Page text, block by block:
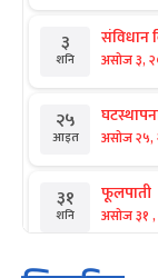
३
शनि
संविधान
असोज ३,
२५
आइत असोज २५,
३१
शनि
फूलपाती
असोज ३१
कार्तिक